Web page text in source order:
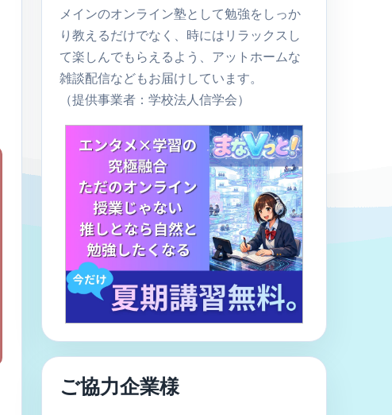
メインのオンライン塾として勉強をしっか
り教えるだけでなく、時にはリラックスし
て楽しんでもらえるよう、アットホームな
雑談配信などもお届けしています。
（提供事業者：学校法人信学会）
ご協力企業様